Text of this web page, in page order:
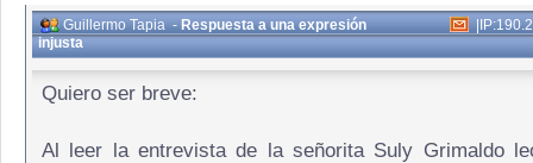
Guillermo Tapia-Respuesta a una expresión
injusta
|
Quiero ser breve:
Al leer la entrevista de la señorita Suly Grimaldo